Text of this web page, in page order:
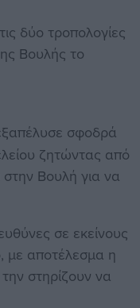
δύο τροπολογίες
Βουλής το
σφοδρά
ζητώντας από
Βουλή για να
σε εκείνους
με αποτέλεσμα η
στηρίζουν να